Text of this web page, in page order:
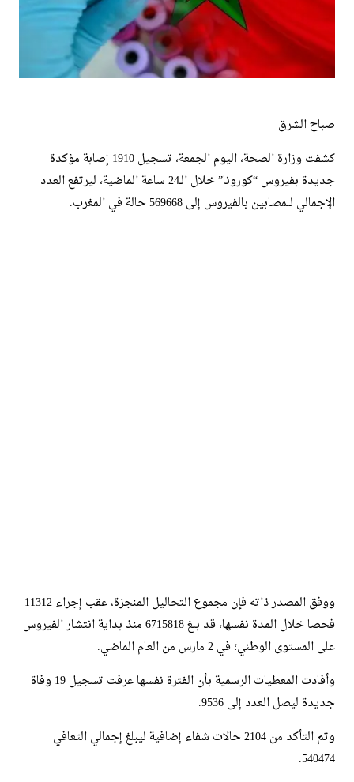
صباح الشرق
كشفت وزارة الصحة، اليوم الجمعة، تسجيل 1910 إصابة مؤكدة
جديدة بفيروس “كورونا” خلال الـ24 ساعة الماضية، ليرتفع العدد
الإجمالي للمصابين بالفيروس إلى 569668 حالة في المغرب.
ووفق المصدر ذاته فإن مجموع التحاليل المنجزة، عقب إجراء 11312
فحصا خلال المدة نفسها، قد بلغ 6715818 منذ بداية انتشار الفيروس
على المستوى الوطني؛ في 2 مارس من العام الماضي.
وأفادت المعطيات الرسمية بأن الفترة نفسها عرفت تسجيل 19 وفاة
جديدة ليصل العدد إلى 9536.
وتم التأكد من 2104 حالات شفاء إضافية ليبلغ إجمالي التعافي
540474.